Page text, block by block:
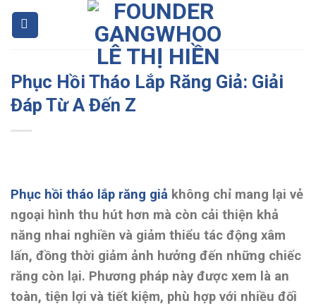
Skip
Phục Hồi Tháo Lắp Răng Giả: Giải
Đáp Từ A Đến Z
Phục hồi tháo lắp răng giả không chỉ mang lại vẻ
ngoại hình thu hút hơn mà còn cải thiện khả
năng nhai nghiền và giảm thiểu tác động xâm
lấn, đồng thời giảm ảnh hưởng đến những chiếc
răng còn lại. Phương pháp này được xem là an
toàn, tiện lợi và tiết kiệm, phù hợp với nhiều đối